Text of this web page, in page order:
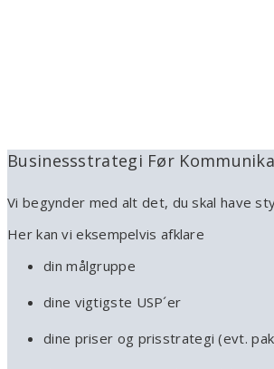
Businessstrategi Før
Vi begynder med alt det, du skal have
Her kan vi eksempelvis afklare
din målgruppe
dine vigtigste USP´er
dine priser og prisstrategi (evt.